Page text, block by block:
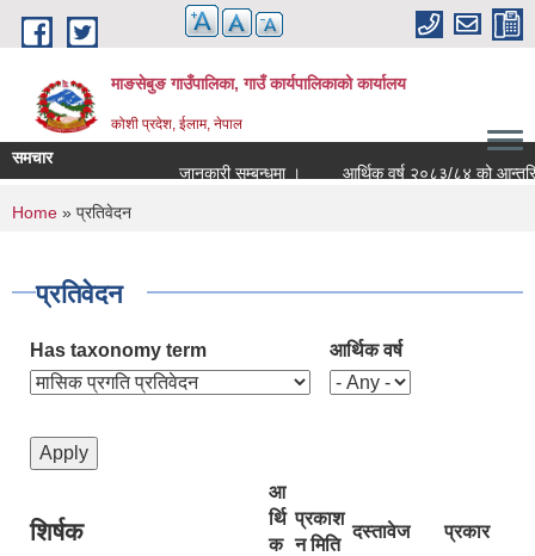
Skip to main content
माङसेबुङ गाउँपालिका, गाउँ कार्यपालिकाको कार्यालय
कोशी प्रदेश, ईलाम, नेपाल
समचार
जानकारी सम्बन्धमा ।
आर्थिक वर्ष २०८३/८४ को आन्तरिक
You are here
Home » प्रतिवेदन
प्रतिवेदन
Has taxonomy term आर्थिक वर्ष
शिर्षक
आ
र्थि
क
प्रकाश
न मिति
दस्तावेज प्रकार